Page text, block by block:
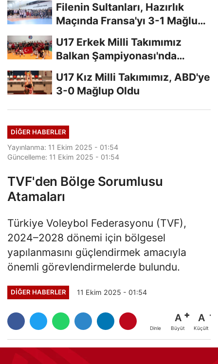
Filenin Sultanları, Hazırlık
Maçında Fransa'yı 3-1 Mağlup
U17 Erkek Milli Takımımız
Balkan Şampiyonası'nda
U17 Kız Milli Takımımız, ABD'ye
3-0 Mağlup Oldu
DIĞER HABERLER
Yayınlanma: 11 Ekim 2025 - 01:54
Güncelleme: 11 Ekim 2025 - 01:54
TVF'den Bölge Sorumlusu
Atamaları
Türkiye Voleybol Federasyonu (TVF),
2024–2028 dönemi için bölgesel
yapılanmasını güçlendirmek amacıyla
önemli görevlendirmelerde bulundu.
DIĞER HABERLER 11 Ekim 2025 - 01:54
Dinle
A
Büyüt
A
Küçült